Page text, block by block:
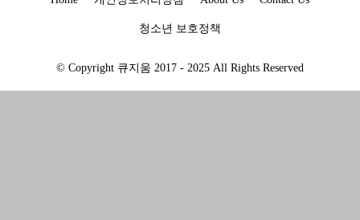
청소년 보호정책
© Copyright 큐지움 2017 - 2025 All Rights Reserved